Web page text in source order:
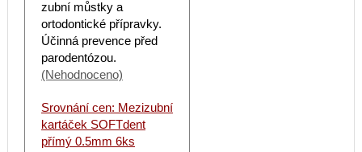
zubní můstky a
ortodontické přípravky.
Účinná prevence před
parodentózou.
(Nehodnoceno)
Srovnání cen: Mezizubní
kartáček SOFTdent
přímý 0.5mm 6ks